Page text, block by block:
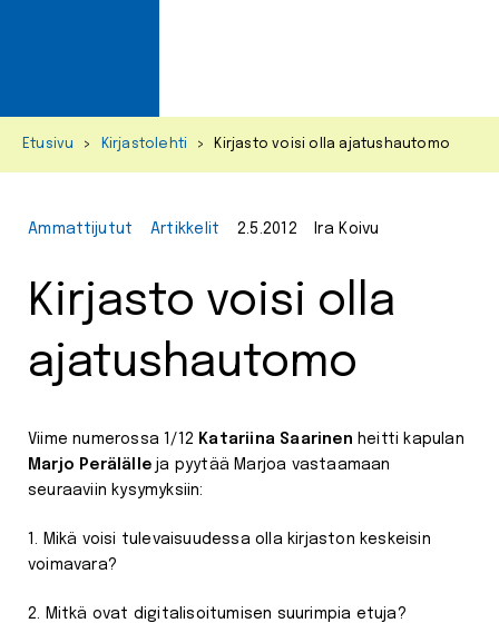
Etusivu > Kirjastolehti > Kirjasto voisi olla ajatushautomo
Ammattijutut Artikkelit 2.5.2012 Ira Koivu
Kirjasto voisi olla
ajatushautomo
Viime numerossa 1/12 Katariina Saarinen heitti kapulan
Marjo Perälälle ja pyytää Marjoa vastaamaan
seuraaviin kysymyksiin:
1. Mikä voisi tulevaisuudessa olla kirjaston keskeisin
voimavara?
2. Mitkä ovat digitalisoitumisen suurimpia etuja?